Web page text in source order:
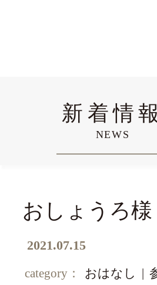
新着情報
NEWS
おしょうろ様
2021.07.15
category：
おはなし |